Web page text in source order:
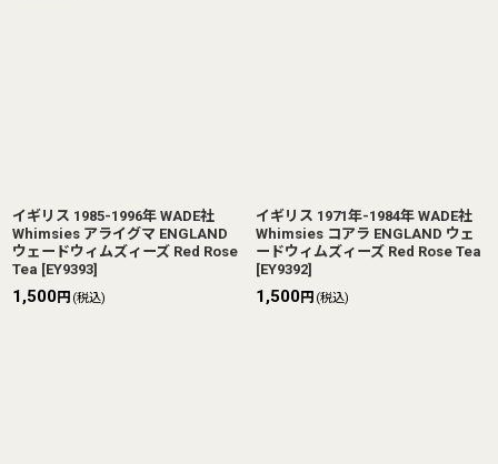
イギリス 1985-1996年 WADE社
Whimsies アライグマ ENGLAND
ウェードウィムズィーズ Red Rose
Tea [EY9393]
1,500円 (税込)
イギリス 1971年-1984年 WADE社
Whimsies コアラ ENGLAND ウェ
ードウィムズィーズ Red Rose Tea
[EY9392]
1,500円 (税込)